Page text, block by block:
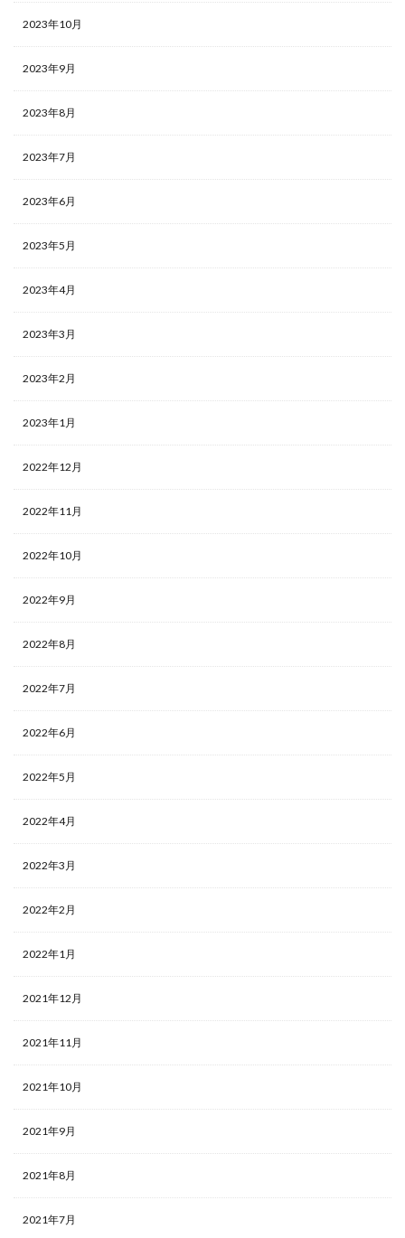
2023年10月
2023年9月
2023年8月
2023年7月
2023年6月
2023年5月
2023年4月
2023年3月
2023年2月
2023年1月
2022年12月
2022年11月
2022年10月
2022年9月
2022年8月
2022年7月
2022年6月
2022年5月
2022年4月
2022年3月
2022年2月
2022年1月
2021年12月
2021年11月
2021年10月
2021年9月
2021年8月
2021年7月